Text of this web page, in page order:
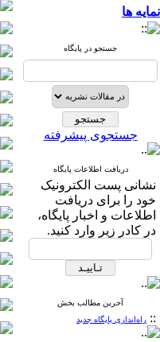
نمایه ها
جستجو در پایگاه
جستجوی پیشرفته
دریافت اطلاعات پایگاه
نشانی پست الکترونیک
خود را برای دریافت
اطلاعات و اخبار پایگاه،
در کادر زیر وارد کنید.
آخرین مطالب بخش
:: راه‌اندازی پایگاه جدید